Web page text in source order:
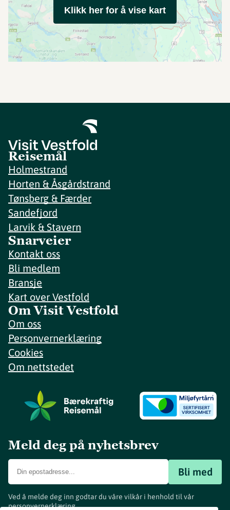
Klikk her for å vise kart
Reisemål
Holmestrand
Horten & Åsgårdstrand
Tønsberg & Færder
Sandefjord
Larvik & Stavern
Snarveier
Kontakt oss
Bli medlem
Bransje
Kart over Vestfold
Om Visit Vestfold
Om oss
Personvernerklæring
Cookies
Om nettstedet
Meld deg på nyhetsbrev
Bli med
Ved å melde deg inn godtar du våre vilkår i henhold til vår
personvernerklæring.